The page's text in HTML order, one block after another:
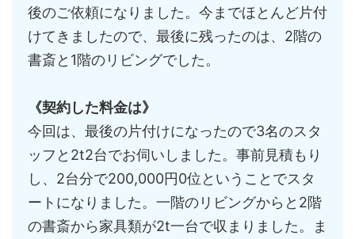
後のご依頼になりました。今までほとんど片付
けてきましたので、最後に残ったのは、2階の
書斎と1階のリビングでした。
《契約した料金は》
今回は、最後の片付けになったので3名のスタ
ッフと2t2台でお伺いしました。事前見積もり
し、2台分で200,000円0位ということでスタ
ートになりました。一階のリビングからと2階
の書斎から家具類が2t一台で収まりました。ま